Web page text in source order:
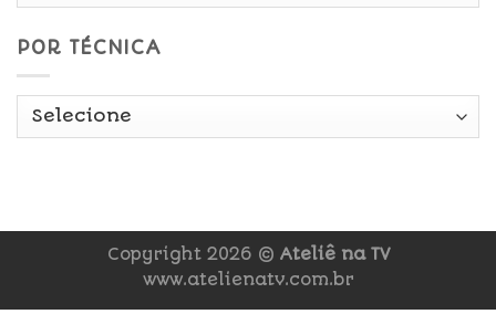
POR TÉCNICA
Copyright 2026 © Ateliê na TV
www.atelienatv.com.br